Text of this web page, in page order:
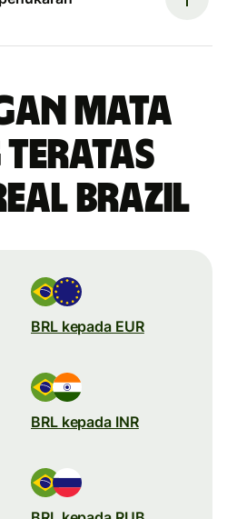
mata
teratas
Brazil
BRL kepada EUR
BRL kepada INR